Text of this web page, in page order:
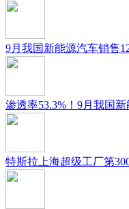
9月我国新能源汽车销售
渗透率53.3%！9月我国
特斯拉上海超级工厂第